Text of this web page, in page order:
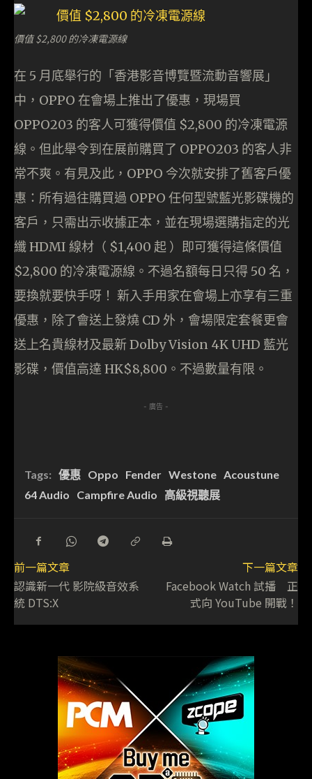
價值 $2,800 的冷凍電源線
在 5 月底舉行的「香港影音博覽暨流動音響展」
中，OPPO 在會場上推出了優惠，現場買
OPPO203 的客人可獲得價值 $2,800 的冷凍電源
線。但此舉令到在展前購買了 OPPO203 的客人非
常不爽。有見及此，OPPO 今次就安排了舊客戶優
惠：所有過往購買過 OPPO 任何型號藍光影碟機的
客戶，只需出示收據正本，並在現場選購指定的光
纖 HDMI 線材（ $1,400 起 ）即可獲得這條價值
$2,800 的冷凍電源線。不過名額每日只得 50 名，
要換就要快手呀！ 新入手用家在會場上亦享有三重
優惠，除了會送上發燒 CD 外，會場限定套餐更會
送上名貴線材及最新 Dolby Vision 4K UHD 藍光
影碟，價值高達 HK$8,800。不過數量有限。
- 廣告 -
Tags: 優惠 Oppo Fender Westone Acoustune
64 Audio
Campfire Audio 高級視聽展
前一篇文章
認識新一代 影院級音效系
統 DTS:X
下一篇文章
Facebook Watch 試播 正
式向 YouTube 開戰！